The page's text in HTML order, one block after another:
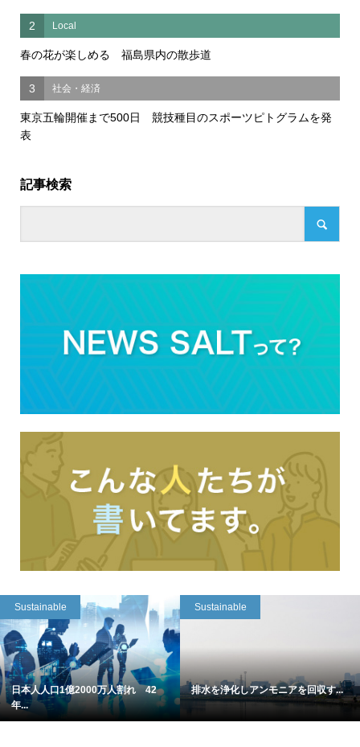
2 Local
春の花が楽しめる 福島県内の散歩道
3 社会・経済
東京五輪開催まで500日 競技種目のスポーツピトグラムを発
表
記事検索
Sustainable
日本人人口1億2000万人割れ 42
年...
Sustainable
排水を浄化しアンモニアを回収す...